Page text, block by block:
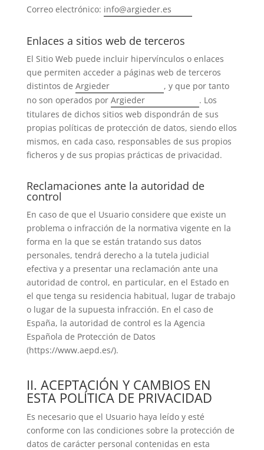
Correo electrónico: info@argieder.es
Enlaces a sitios web de terceros
El Sitio Web puede incluir hipervínculos o enlaces
que permiten acceder a páginas web de terceros
distintos de Argieder
, y que por tanto
no son operados por Argieder
. Los
titulares de dichos sitios web dispondrán de sus
propias políticas de protección de datos, siendo ellos
mismos, en cada caso, responsables de sus propios
ficheros y de sus propias prácticas de privacidad.
Reclamaciones ante la autoridad de
control
En caso de que el Usuario considere que existe un
problema o infracción de la normativa vigente en la
forma en la que se están tratando sus datos
personales, tendrá derecho a la tutela judicial
efectiva y a presentar una reclamación ante una
autoridad de control, en particular, en el Estado en
el que tenga su residencia habitual, lugar de trabajo
o lugar de la supuesta infracción. En el caso de
España, la autoridad de control es la Agencia
Española de Protección de Datos
(https://www.aepd.es/).
II. ACEPTACIÓN Y CAMBIOS EN
ESTA POLÍTICA DE PRIVACIDAD
Es necesario que el Usuario haya leído y esté
conforme con las condiciones sobre la protección de
datos de carácter personal contenidas en esta